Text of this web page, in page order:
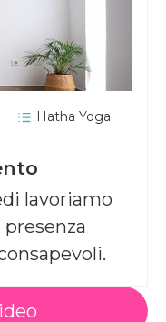
Hatha Yoga
lavoriamo